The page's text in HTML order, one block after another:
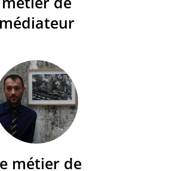
médiateur
métier de